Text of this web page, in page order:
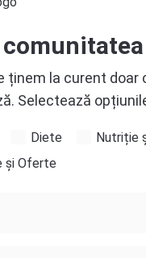
ținem la curent doar
Selectează
Diete
Nutriție
și Oferte